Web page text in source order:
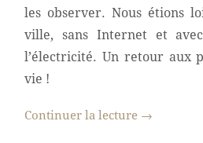
les observer. Nous étions
ville, sans Internet et
l’électricité. Un retour aux
vie !
Continuer la lecture →